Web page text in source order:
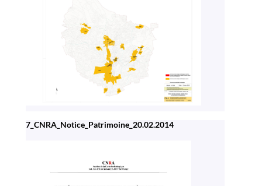
7_CNRA_Notice_Patrimoine_20.02.2014